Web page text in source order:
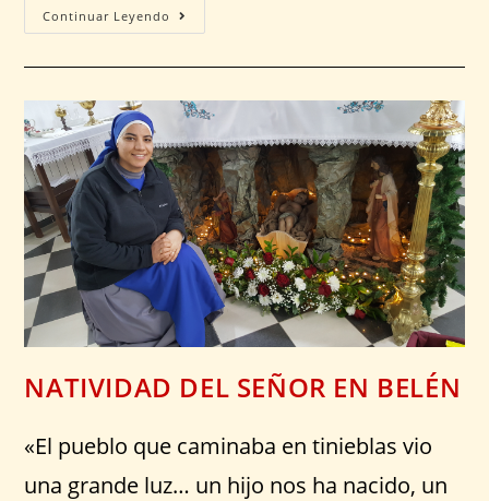
Continuar Leyendo
NATIVIDAD DEL SEÑOR EN BELÉN
«El pueblo que caminaba en tinieblas vio
una grande luz… un hijo nos ha nacido, un